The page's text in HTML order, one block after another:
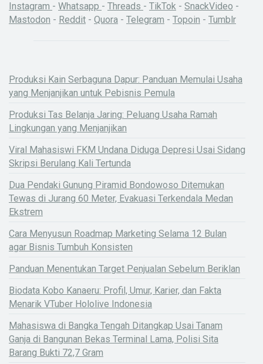
Instagram - Whatsapp - Threads - TikTok - SnackVideo -
Mastodon - Reddit - Quora - Telegram - Topoin - Tumblr
Produksi Kain Serbaguna Dapur: Panduan Memulai Usaha
yang Menjanjikan untuk Pebisnis Pemula
Produksi Tas Belanja Jaring: Peluang Usaha Ramah
Lingkungan yang Menjanjikan
Viral Mahasiswi FKM Undana Diduga Depresi Usai Sidang
Skripsi Berulang Kali Tertunda
Dua Pendaki Gunung Piramid Bondowoso Ditemukan
Tewas di Jurang 60 Meter, Evakuasi Terkendala Medan
Ekstrem
Cara Menyusun Roadmap Marketing Selama 12 Bulan
agar Bisnis Tumbuh Konsisten
Panduan Menentukan Target Penjualan Sebelum Beriklan
Biodata Kobo Kanaeru: Profil, Umur, Karier, dan Fakta
Menarik VTuber Hololive Indonesia
Mahasiswa di Bangka Tengah Ditangkap Usai Tanam
Ganja di Bangunan Bekas Terminal Lama, Polisi Sita
Barang Bukti 72,7 Gram